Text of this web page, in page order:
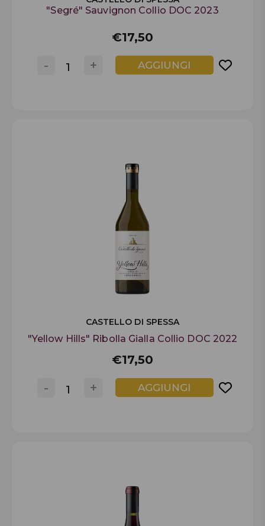
"Segré" Sauvignon Collio DOC 2023
€17,50
+
- AGGIUNGI
CASTELLO DI SPESSA
"Yellow Hills" Ribolla Gialla Collio DOC 2022
€17,50
+
- AGGIUNGI